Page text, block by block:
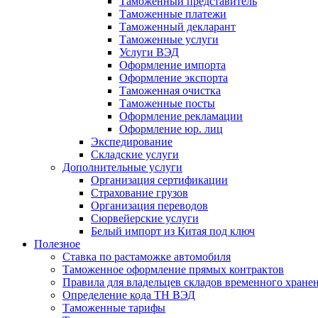
Таможенные платежи
Таможенный декларант
Таможенные услуги
Услуги ВЭД
Оформление импорта
Оформление экспорта
Таможенная очистка
Таможенные посты
Оформление рекламации
Оформление юр. лиц
Экспедирование
Складские услуги
Дополнительные услуги
Организация сертификации
Страхование грузов
Организация переводов
Сюрвейерские услуги
Белый импорт из Китая под ключ
Полезное
Ставка по растаможке автомобиля
Таможенное оформление прямых контрактов
Правила для владельцев складов временного
Определение кода ТН ВЭД
Таможенные тарифы